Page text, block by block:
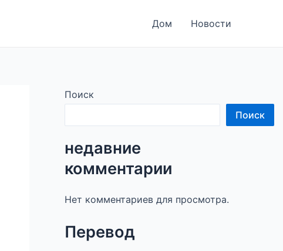
Дом Новости
Поиск
Поиск
недавние
комментарии
Нет комментариев для просмотра.
Перевод